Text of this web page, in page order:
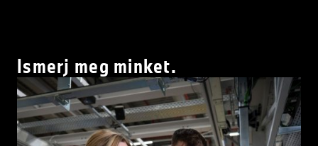
Ismerj meg minket.